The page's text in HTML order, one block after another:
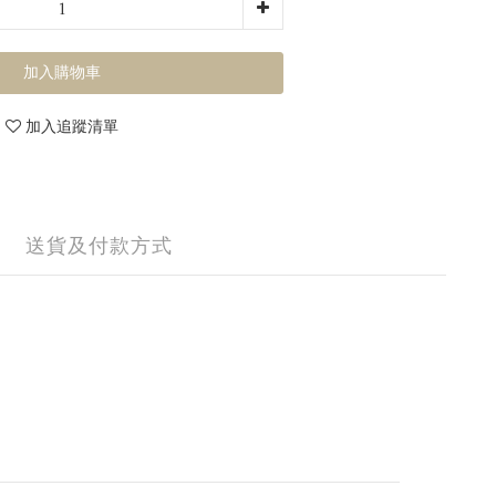
加入購物車
加入追蹤清單
送貨及付款方式